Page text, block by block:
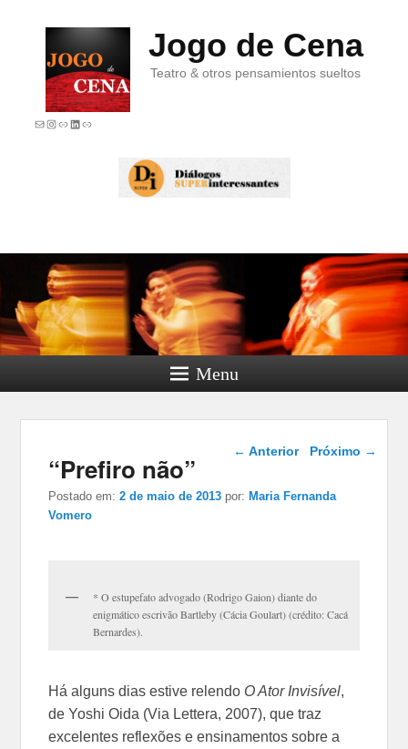
Jogo de Cena
Teatro & otros pensamientos sueltos
E-mailInstagram
LinkLinkedIn
Link
Menu
Navegação das
← Anterior Próximo →
“Prefiro não”
Postado em:2 de maio de 2013 por: Maria Fernanda
Vomero
* O estupefato advogado (Rodrigo Gaion) diante do
enigmático escrivão Bartleby (Cácia Goulart) (crédito: Cacá
Bernardes).
Há alguns dias estive relendo O Ator Invisível,
de Yoshi Oida (Via Lettera, 2007), que traz
excelentes reflexões e ensinamentos sobre a